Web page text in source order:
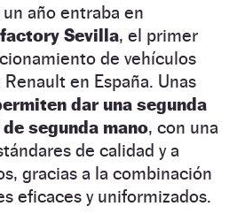
año entraba en
Sevilla, el primer
de vehículos
en España. Unas
dar una segunda
segunda mano, con una
de calidad y a
gracias a la combinación
eficaces y uniformizados.